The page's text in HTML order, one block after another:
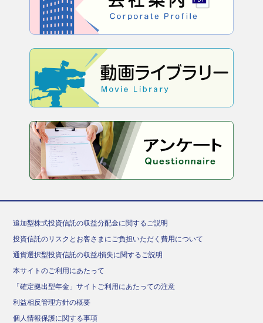
追加型株式投資信託の収益分配金に関するご説明
投資信託のリスクとお客さまにご負担いただく費用について
通貨選択型投資信託の収益/損失に関するご説明
本サイトのご利用にあたって
「確定拠出型年金」サイトご利用にあたっての注意
利益相反管理方針の概要
個人情報保護に関する事項